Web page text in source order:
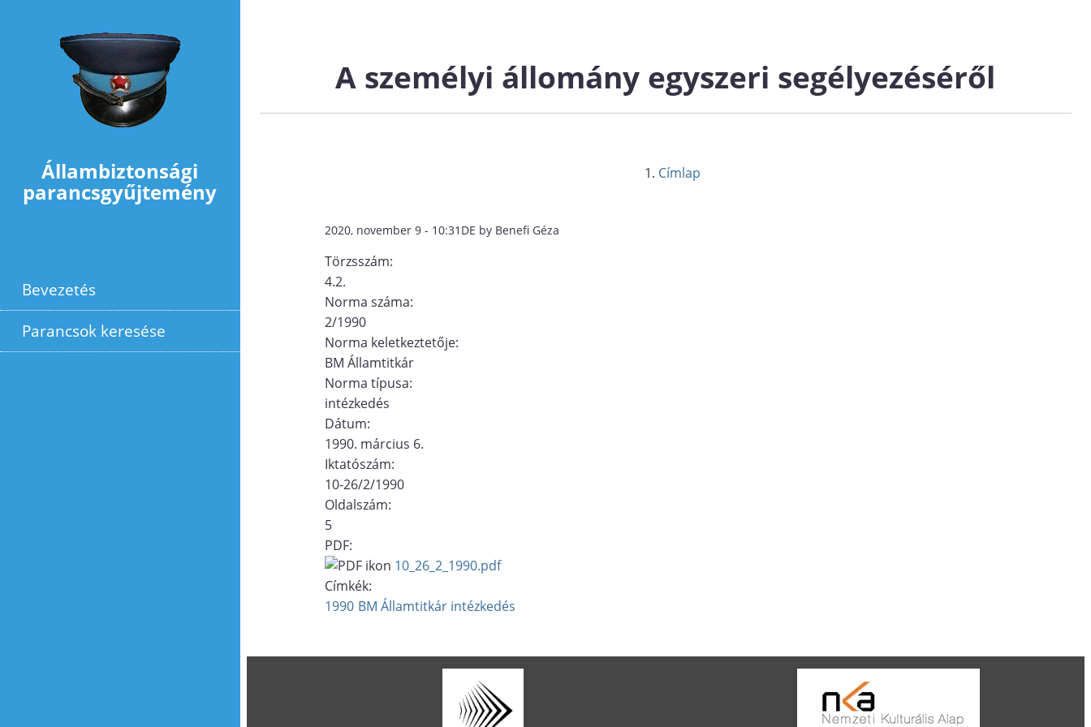
Állambiztonsági
parancsgyűjtemény
Bevezetés
Parancsok keresése
A személyi állomány egyszeri segélyezéséről
Címlap
2020, november 9 - 10:31DE by Benefi Géza
Törzsszám:
4.2.
Norma száma:
2/1990
Norma keletkeztetője:
BM Államtitkár
Norma típusa:
intézkedés
Dátum:
1990. március 6.
Iktatószám:
10-26/2/1990
Oldalszám:
5
PDF:
10_26_2_1990.pdf
Címkék:
1990 BM Államtitkár intézkedés